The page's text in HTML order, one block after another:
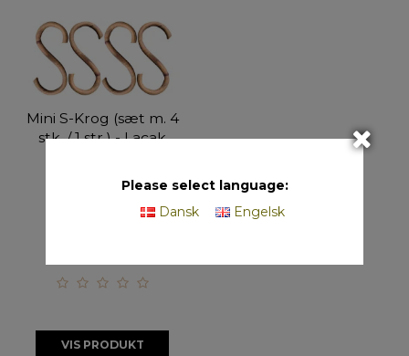
Mini S-Krog (sæt m. 4
stk. / 1 str.) - Lacak
VIS PRODUKT
Please select language:
Dansk
Engelsk